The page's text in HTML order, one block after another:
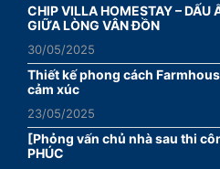
CHIP VILLA HOMESTAY – DẤU
GIỮA LÒNG VÂN ĐỒN
30/05/2025
Thiết kế phong cách
cảm xúc
23/05/2025
[Phỏng vấn chủ nhà sau thi
PHÚC